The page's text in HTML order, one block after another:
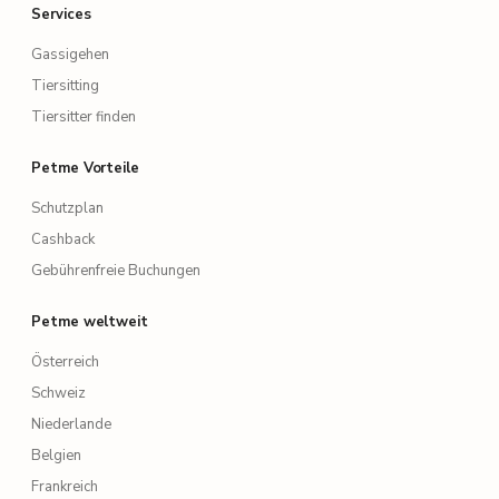
Services
Gassigehen
Tiersitting
Tiersitter finden
Petme Vorteile
Schutzplan
Cashback
Gebührenfreie Buchungen
Petme weltweit
Österreich
Schweiz
Niederlande
Belgien
Frankreich